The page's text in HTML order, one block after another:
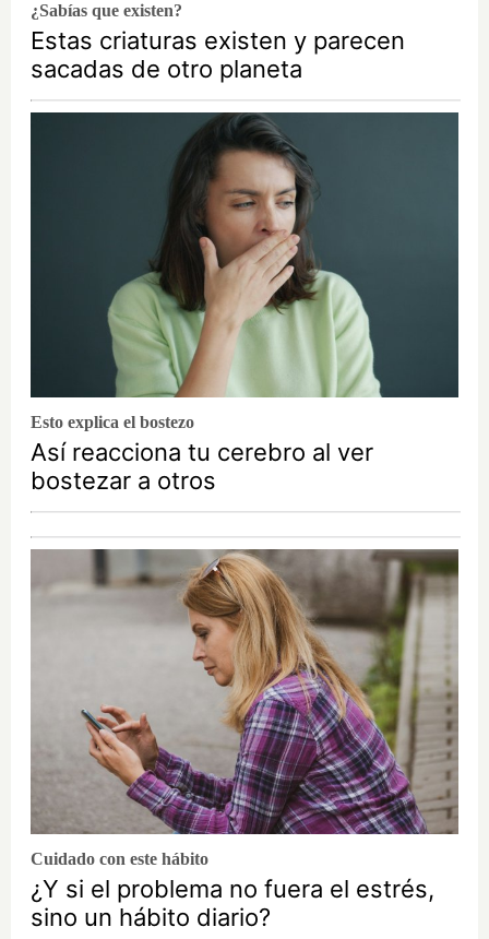
¿Sabías que existen?
Estas criaturas existen y parecen
sacadas de otro planeta
Esto explica el bostezo
Así reacciona tu cerebro al ver
bostezar a otros
Cuidado con este hábito
¿Y si el problema no fuera el estrés,
sino un hábito diario?